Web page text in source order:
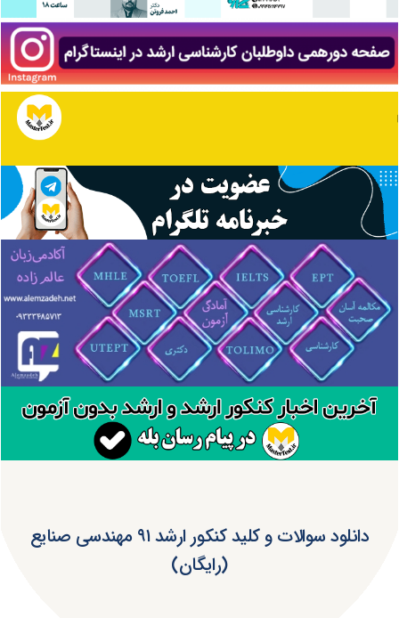
دانلود سوالات و کلید کنکور ارشد ۹۱ مهندسی صنایع
(رایگان)